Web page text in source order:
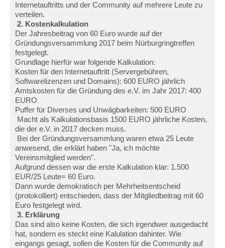
Internetauftritts und der Community auf mehrere Leute zu
verteilen.
2. Kostenkalkulation
Der Jahresbeitrag von 60 Euro wurde auf der
Gründungsversammlung 2017 beim Nürburgringtreffen
festgelegt.
Grundlage hierfür war folgende Kalkulation:
Kosten für den Internetauftritt (Servergebühren,
Softwarelizenzen und Domains): 600 EURO jährlich
Amtskosten für die Gründung des e.V. im Jahr 2017: 400
EURO
Puffer für Diverses und Unwägbarkeiten: 500 EURO
Macht als Kalkulationsbasis 1500 EURO jährliche Kosten,
die der e.V. in 2017 decken muss.
Bei der Gründungsversammlung waren etwa 25 Leute
anwesend, die erklärt haben "Ja, ich möchte
Vereinsmitglied werden".
Aufgrund dessen war die erste Kalkulation klar: 1.500
EUR/25 Leute= 60 Euro.
Dann wurde demokratisch per Mehrheitsentscheid
(protokolliert) entschieden, dass der Mitgliedbeitrag mit 60
Euro festgelegt wird.
3. Erklärung
Das sind also keine Kosten, die sich irgendwer ausgedacht
hat, sondern es steckt eine Kalulation dahinter. Wie
eingangs gesagt, sollen die Kosten für die Community auf